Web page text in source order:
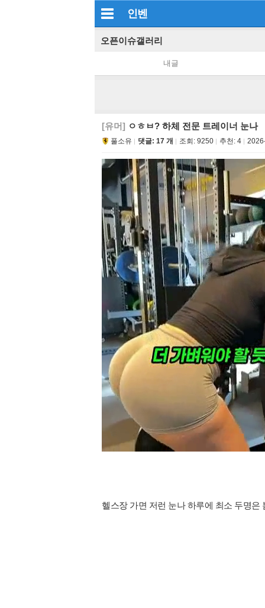
인벤
오픈이슈갤러리
내글
[유머] ㅇㅎㅂ? 하체 전문 트레이너 눈나
풀소유 댓글: 17 개 조회: 9250 추천: 4
헬스장 가면 저런 눈나 하루에 최소 두명은